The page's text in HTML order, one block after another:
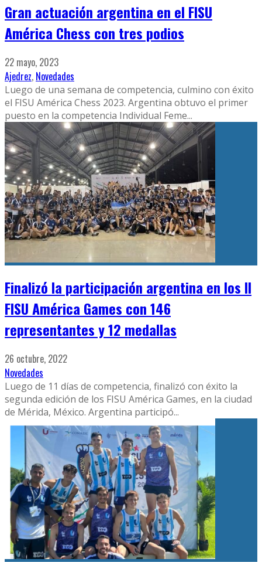
Gran actuación argentina en el FISU
América Chess con tres podios
22 mayo, 2023
Ajedrez, Novedades
Luego de una semana de competencia, culmino con éxito
el FISU América Chess 2023. Argentina obtuvo el primer
puesto en la competencia Individual Feme...
Finalizó la participación argentina en los II
FISU América Games con 146
representantes y 12 medallas
26 octubre, 2022
Novedades
Luego de 11 días de competencia, finalizó con éxito la
segunda edición de los FISU América Games, en la ciudad
de Mérida, México. Argentina participó...